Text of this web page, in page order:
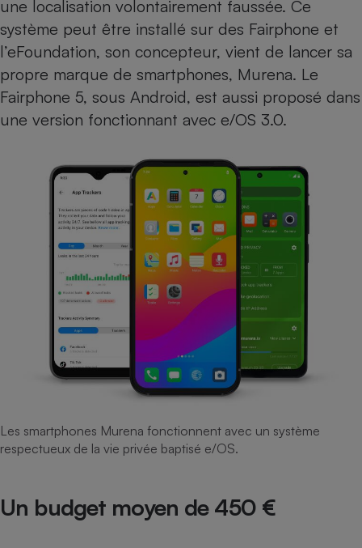
une localisation volontairement faussée. Ce
système peut être installé sur des Fairphone et
l’eFoundation, son concepteur, vient de lancer sa
propre marque de smartphones, Murena. Le
Fairphone 5, sous Android, est aussi proposé dans
une version fonctionnant avec e/OS 3.0.
Les smartphones Murena fonctionnent avec un système
respectueux de la vie privée baptisé e/OS.
Un budget moyen de 450 €